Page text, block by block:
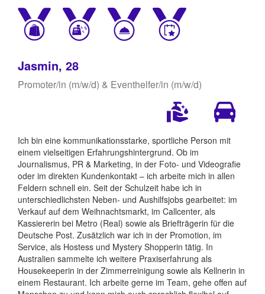
Jasmin, 28
Promoter/in (m/w/d) & Eventhelfer/in (m/w/d)
Ich bin eine kommunikationsstarke, sportliche Person mit
einem vielseitigen Erfahrungshintergrund. Ob im
Journalismus, PR & Marketing, in der Foto- und Videografie
oder im direkten Kundenkontakt – ich arbeite mich in allen
Feldern schnell ein. Seit der Schulzeit habe ich in
unterschiedlichsten Neben- und Aushilfsjobs gearbeitet: im
Verkauf auf dem Weihnachtsmarkt, im Callcenter, als
Kassiererin bei Metro (Real) sowie als Briefträgerin für die
Deutsche Post. Zusätzlich war ich in der Promotion, im
Service, als Hostess und Mystery Shopperin tätig. In
Australien sammelte ich weitere Praxiserfahrung als
Housekeeperin in der Zimmerreinigung sowie als Kellnerin in
einem Restaurant. Ich arbeite gerne im Team, gehe offen auf